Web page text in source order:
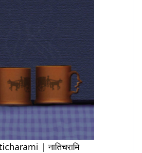
| नातिचरामि